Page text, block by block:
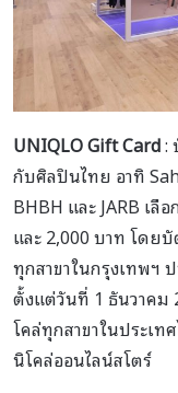
UNIQLO Gift Card:
กับศิลปินไทย อาทิ
BHBH และ JARB เ
และ 2,000 บาท โดย
ทุกสาขาในกรุงเทพฯ
ตั้งแต่วันที่ 1 ธันวาคม
โคล่ทุกสาขาในประเ
นิโคล่ออนไลน์สโตร์